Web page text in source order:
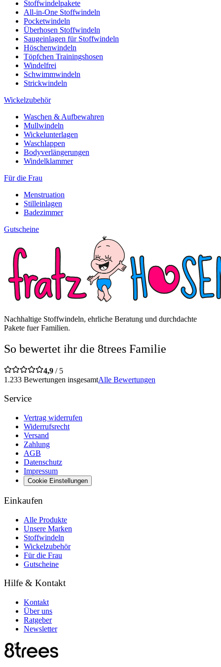
Stoffwindelpakete
All-in-One Stoffwindeln
Pocketwindeln
Überhosen Stoffwindeln
Saugeinlagen für Stoffwindeln
Höschenwindeln
Töpfchen Trainingshosen
Windelfrei
Schwimmwindeln
Strickwindeln
Wickelzubehör
Waschen & Aufbewahren
Mullwindeln
Wickelunterlagen
Waschlappen
Bodyverlängerungen
Windelklammer
Für die Frau
Menstruation
Stilleinlagen
Badezimmer
Gutscheine
Nachhaltige Stoffwindeln, ehrliche Beratung und durchdachte
Pakete fuer Familien.
So bewertet ihr die 8trees Familie
4,9 / 5
1.233 Bewertungen insgesamtAlle Bewertungen
Service
Vertrag widerrufen
Widerrufsrecht
Versand
Zahlung
AGB
Datenschutz
Impressum
Cookie Einstellungen
Einkaufen
Alle Produkte
Unsere Marken
Stoffwindeln
Wickelzubehör
Für die Frau
Gutscheine
Hilfe & Kontakt
Kontakt
Über uns
Ratgeber
Newsletter